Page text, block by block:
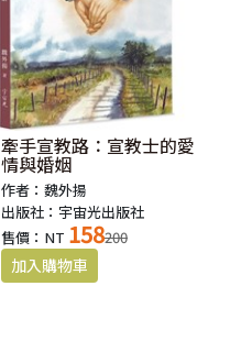
牽手宣教路：宣教士的愛
情與婚姻
作者：魏外揚
出版社：宇宙光出版社
售價：NT 158200